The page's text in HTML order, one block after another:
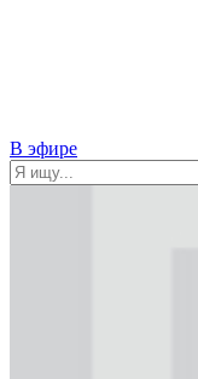
В эфире